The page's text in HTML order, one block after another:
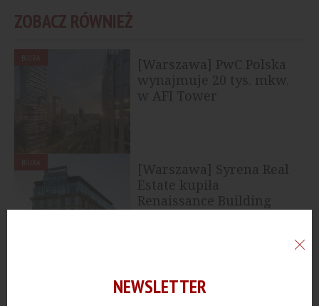
ZOBACZ RÓWNIEŻ
[Warszawa] PwC Polska
wynajmuje 20 tys. mkw.
w AFI Tower
[Warszawa] Syrena Real
Estate kupiła
Renaissance Building
rozpoczyna sprzedaż
NEWSLETTER